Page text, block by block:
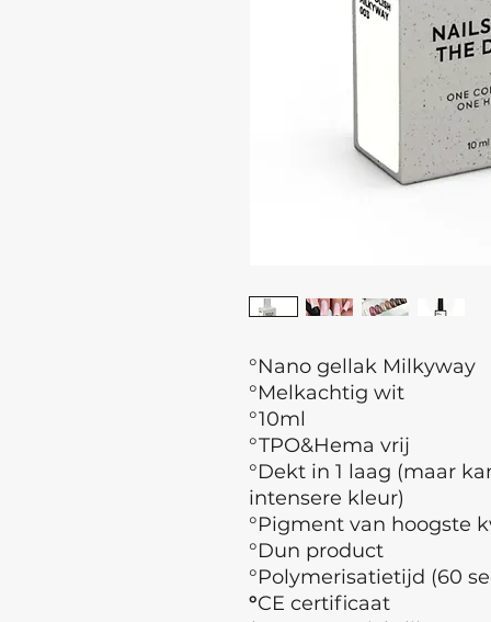
°Nano gellak Milkyway
°Melkachtig wit
°10ml
°TPO&Hema vrij
°Dekt in 1 laag (maar
intensere kleur)
°Pigment van hoogste
°Dun product
°Polymerisatietijd (60
°CE certificaat